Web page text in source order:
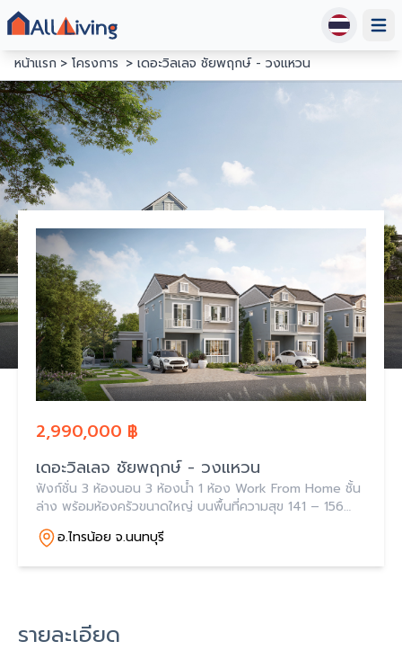
หน้าแรก
โครงการ เดอะวิลเลจ ชัยพฤกษ์ - วงแหวน
2,990,000 ฿
เดอะวิลเลจ ชัยพฤกษ์ - วงแหวน
ฟังก์ชั่น 3 ห้องนอน 3 ห้องน้ำ 1 ห้อง Work From Home ชั้น
ล่าง พร้อมห้องครัวขนาดใหญ่ บนพื้นที่ความสุข 141 – 156
ตร.ม. พร้อมสวนสีเขียวรอบโครงการ เริ่มต้นที่ 2.99 ล้านบาท
อ.ไทรน้อย จ.นนทบุรี
รายละเอียด